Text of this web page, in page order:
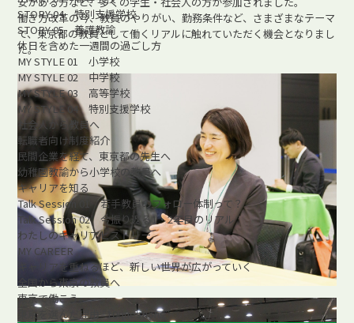
STORY 04 特別支援学校
STORY 05 養護教諭
休日を含めた一週間の過ごし方
MY STYLE 01 小学校
MY STYLE 02 中学校
MY STYLE 03 高等学校
MY STYLE 04 特別支援学校
社会人から教員へ
転職者向け制度紹介
民間企業を経て、東京都の先生へ
幼稚園教諭から小学校の教員へ
キャリアを知る
Talk Session 01 若手教員のフォロー体制って？
Talk Session 02 今振り返る1・2年目のリアル
わたしのキャリアヒストリー
MY CAREER
キャリアを重ねるほど、新しい世界が広がっていく
全国から東京の教員へ
東京で働こう
東京を選んだ理由 “10questions”
働き方改革の今、教員のやりがい、勤務条件など、さまざまなテーマ
で、東京都の教員として働くリアルに触れていただく機会となりまし
た。